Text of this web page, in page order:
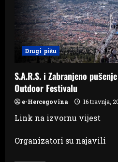
Drugi pišu
S.A.R.S. i Zabranjeno
Outdoor Festivalu
e-Hercegovina 16 travnja,
Link na izvornu vijest
Organizatori su najavili